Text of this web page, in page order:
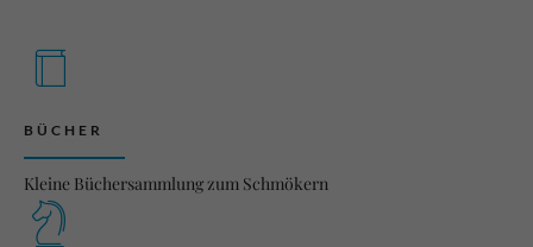
BÜCHER
Kleine Büchersammlung zum Schmökern